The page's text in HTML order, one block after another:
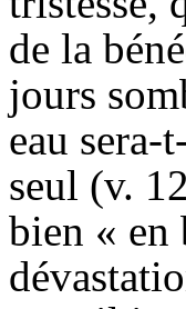
de la
jours
eau sera-
seul (v.
bien « en